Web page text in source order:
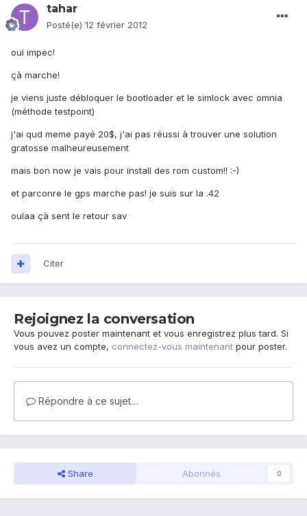
tahar
Posté(e) 12 février 2012
oui impec!
çà marche!
je viens juste débloquer le bootloader et le simlock avec omnia
(méthode testpoint)
j'ai qud meme payé 20$, j'ai pas réussi à trouver une solution
gratosse malheureusement
mais bon now je vais pour install des rom custom!! :-)
et parconre le gps marche pas! je suis sur la .42
oulaa çà sent le retour sav
Citer
Rejoignez la conversation
Vous pouvez poster maintenant et vous enregistrez plus tard. Si
vous avez un compte, connectez-vous maintenant pour poster.
Répondre à ce sujet…
Share Abonnés 0